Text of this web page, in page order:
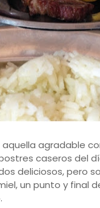
aquella agradable
caseros del
deliciosos, pero
un punto y final